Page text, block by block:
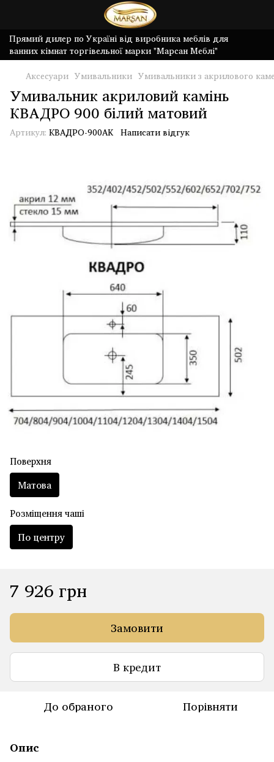
Прямий дилер по Україні від виробника меблів для
ванних кімнат торгівельної марки "Марсан Меблі"
Аксесуари Умивальники Умивальники з акрилового
Умивальник акриловий камінь
КВАДРО 900 білий матовий
Артикул: КВАДРО-900AK Написати відгук
Поверхня
Матова
Розміщення чаші
По центру
7 926 грн
Замовити
В кредит
До обраного Порівняти
Опис